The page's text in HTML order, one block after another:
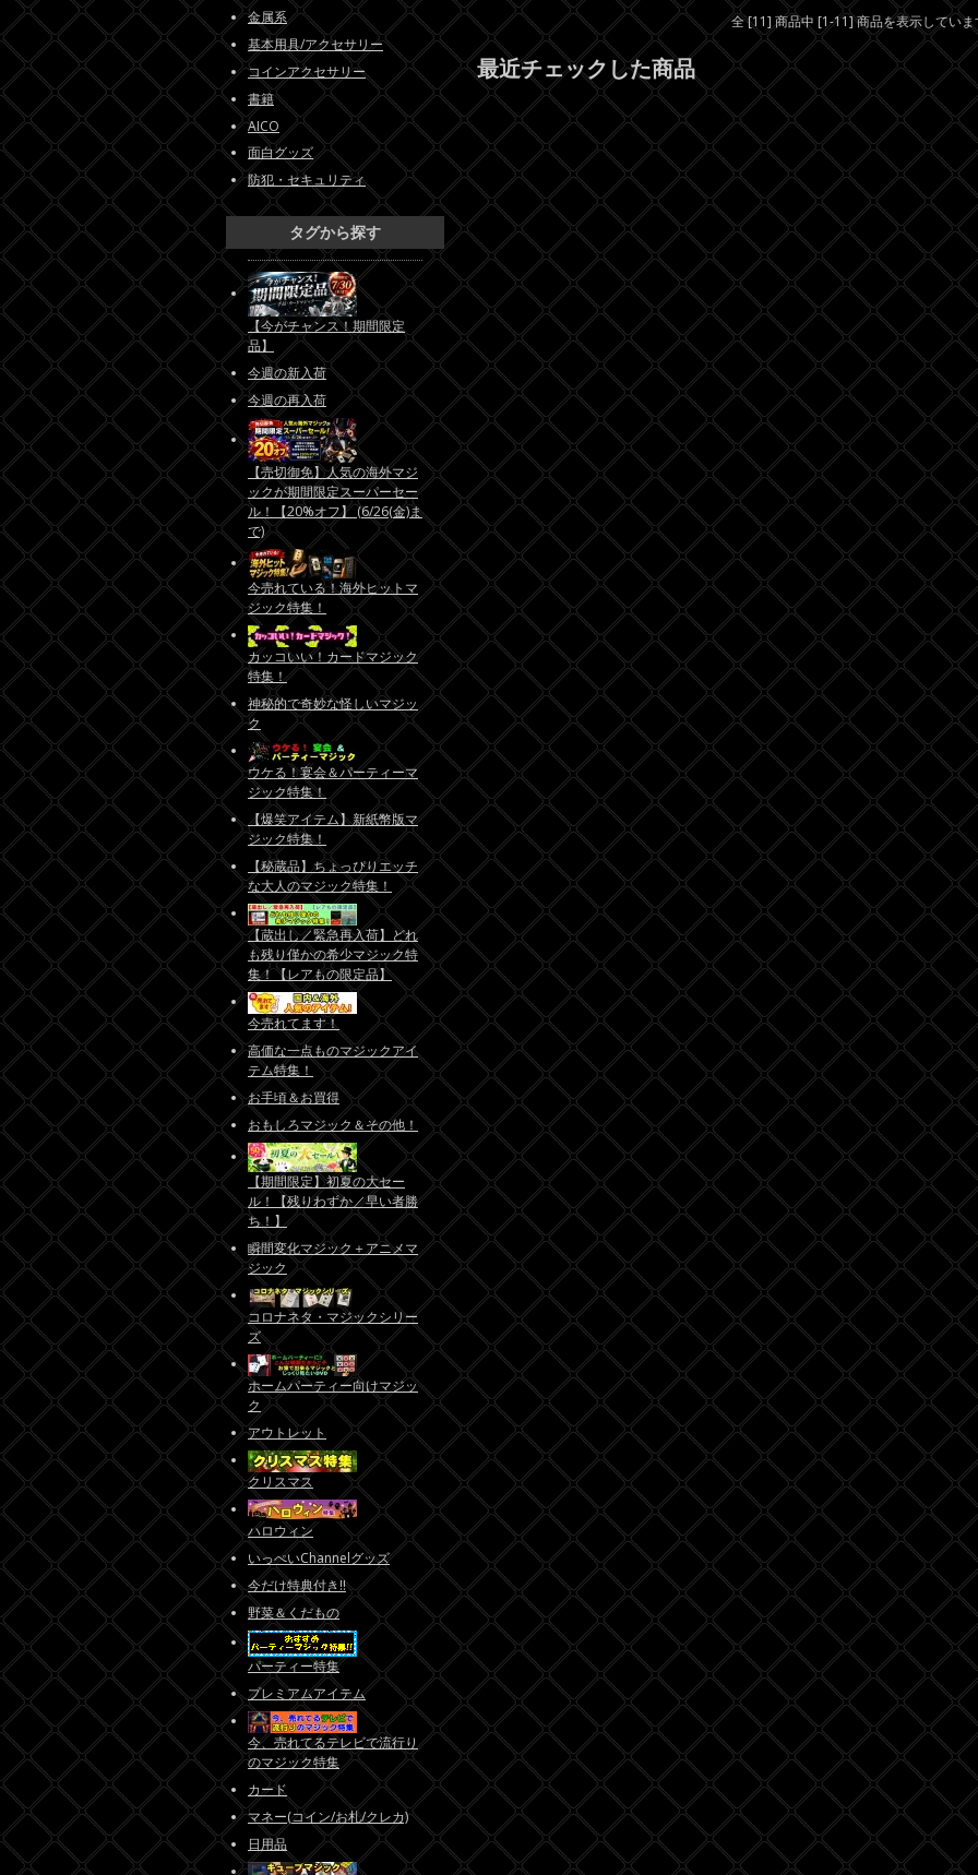
全 [11] 商品中 [1-11] 商品を表示していま
最近チェックした商品
金属系
基本用具/アクセサリー
コインアクセサリー
書籍
AICO
面白グッズ
防犯・セキュリティ
タグから探す
【今がチャンス！期間限定
品】
今週の新入荷
今週の再入荷
【売切御免】人気の海外マジ
ックが期間限定スーパーセー
ル！【20%オフ】 (6/26(金)ま
で)
今売れている！海外ヒットマ
ジック特集！
カッコいい！カードマジック
特集！
神秘的で奇妙な怪しいマジッ
ク
ウケる！宴会＆パーティーマ
ジック特集！
【爆笑アイテム】新紙幣版マ
ジック特集！
【秘蔵品】ちょっぴりエッチ
な大人のマジック特集！
【蔵出し／緊急再入荷】どれ
も残り僅かの希少マジック特
集！【レアもの限定品】
今売れてます！
高価な一点ものマジックアイ
テム特集！
お手頃＆お買得
おもしろマジック＆その他！
【期間限定】初夏の大セー
ル！【残りわずか／早い者勝
ち！】
瞬間変化マジック＋アニメマ
ジック
コロナネタ・マジックシリー
ズ
ホームパーティー向けマジッ
ク
アウトレット
クリスマス
ハロウィン
いっぺいChannelグッズ
今だけ特典付き!!
野菜＆くだもの
パーティー特集
プレミアムアイテム
今、売れてるテレビで流行り
のマジック特集
カード
マネー(コイン/お札/クレカ)
日用品